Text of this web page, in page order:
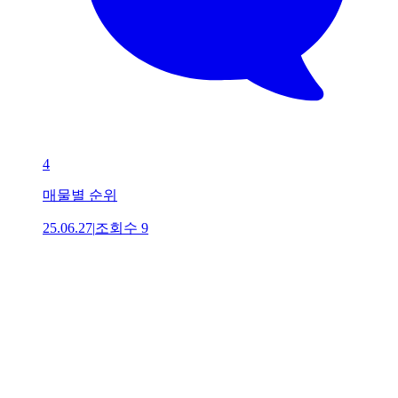
4
매물별 순위
25.06.27|조회수 9